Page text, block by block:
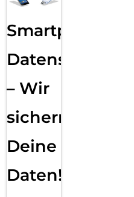
Smartphone
Datensicherung
– Wir
sichern
Deine
Daten!